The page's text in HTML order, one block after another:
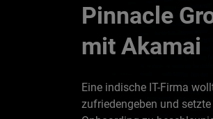
Pinnacle
mit Akamai
Eine indische IT-Firma
zufriedengeben und